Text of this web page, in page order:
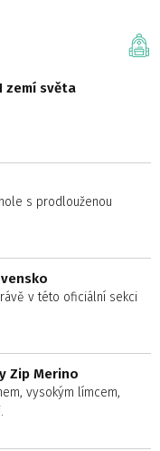
zemí světa
s prodlouženou
v této oficiální sekci
Zip Merino
vysokým límcem,